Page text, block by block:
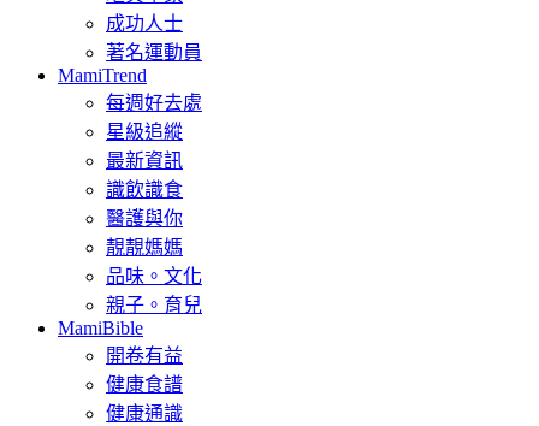
成功人士
著名運動員
MamiTrend
每週好去處
星級追縱
最新資訊
識飲識食
醫護與你
靚靚媽媽
品味。文化
親子。育兒
MamiBible
開卷有益
健康食譜
健康通識